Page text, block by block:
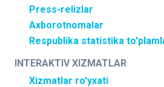
Press-relizlar
Axborotnomalar
Respublika statistika
INTERAKTIV XIZMATLAR
Xizmatlar ro'yxati